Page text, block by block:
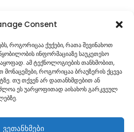
Consent
როგორიცაა ქუქები, რათა შევინახოთ
ინფორმაციაზე საუკეთესო
ამ ტექნოლოგიების თანხმობით,
მონაცემები, როგორიცაა ბრაუზერის ქცევა
თუ თქვენ არ დათანხმდებით ან
ეს უარყოფითად აისახოს გარკვეულ
ვეთანხმები
თავმჯდომარის